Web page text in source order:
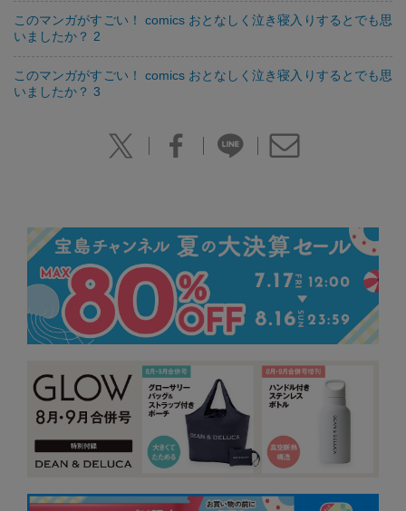
このマンガがすごい！ comics おとなしく泣き寝入りするとでも思
いましたか？ 2
このマンガがすごい！ comics おとなしく泣き寝入りするとでも思
いましたか？ 3